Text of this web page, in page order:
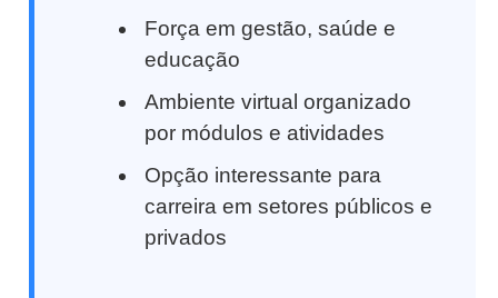
Força em gestão, saúde e
educação
Ambiente virtual organizado
por módulos e atividades
Opção interessante para
carreira em setores públicos e
privados